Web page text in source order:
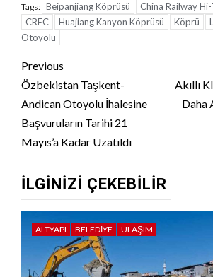
Tags: Beipanjiang Köprüsü China Railway
CREC
Huajiang Kanyon Köprüsü Köprü
Otoyolu
Continue
Reading
Previous
Özbekistan Taşkent-
Andican Otoyolu İhalesine
Başvuruların Tarihi 21
Mayıs’a Kadar Uzatıldı
Akıllı
Daha
İLGINIZI ÇEKEBILIR
ALTYAPI BELEDIYE ULAŞIM